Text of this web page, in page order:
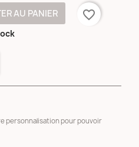
AU PANIER
favorite_border
personnalisation pour pouvoir